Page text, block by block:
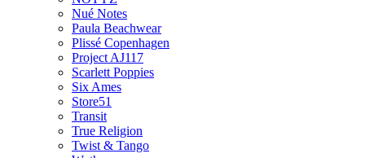
Nué Notes
Paula Beachwear
Plissé Copenhagen
Project AJ117
Scarlett Poppies
Six Ames
Store51
Transit
True Religion
Twist & Tango